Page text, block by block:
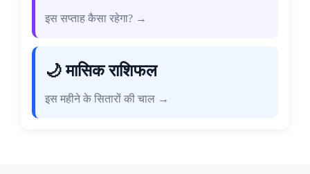
इस सप्ताह कैसा रहेगा? →
🌙 मासिक राशिफल
इस महीने के सितारों की चाल →